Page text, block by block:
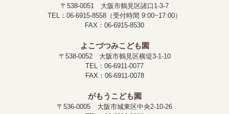
〒538-0051 大阪市鶴見区諸口1-3-7
TEL：06-6915-8558（受付時間 9:00~17:00）
FAX：06-6915-8530
よこづつみこども園
〒538-0052 大阪市鶴見区横堤3-1-10
TEL：06-6911-0077
FAX：06-6911-0078
がもうこども園
〒536-0005 大阪市城東区中央2-10-26